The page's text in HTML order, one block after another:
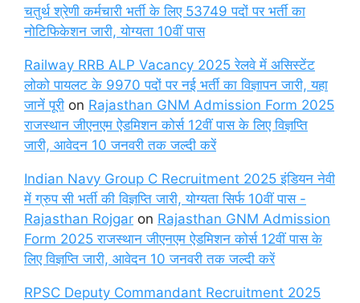
चतुर्थ श्रेणी कर्मचारी भर्ती के लिए 53749 पदों पर भर्ती का
नोटिफिकेशन जारी, योग्यता 10वीं पास
Railway RRB ALP Vacancy 2025 रेलवे में असिस्टेंट
लोको पायलट के 9970 पदों पर नई भर्ती का विज्ञापन जारी, यहा
जानें पूरी on Rajasthan GNM Admission Form 2025
राजस्थान जीएनएम ऐडमिशन कोर्स 12वीं पास के लिए विज्ञप्ति
जारी, आवेदन 10 जनवरी तक जल्दी करें
Indian Navy Group C Recruitment 2025 इंडियन नेवी
में ग्रुप सी भर्ती की विज्ञप्ति जारी, योग्यता सिर्फ 10वीं पास -
Rajasthan Rojgar on Rajasthan GNM Admission
Form 2025 राजस्थान जीएनएम ऐडमिशन कोर्स 12वीं पास के
लिए विज्ञप्ति जारी, आवेदन 10 जनवरी तक जल्दी करें
RPSC Deputy Commandant Recruitment 2025